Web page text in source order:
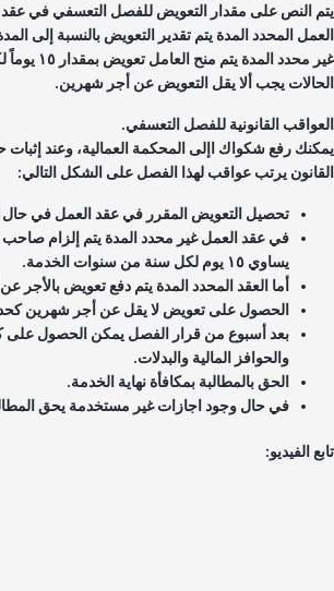
النص على مقدار التعويض للفصل التعسفي في عقد
المحدد المدة يتم تقدير التعويض بالنسبة إلى المدة
غير محدد المدة يتم
يجب ألا يقل التعويض عن أجر شهرين.
القانونية للفصل التعسفي.
رفع شكواك اإلى المحكمة العمالية، وعند إثبات
يرتب عواقب لهذا الفصل على الشكل التالي:
تحصيل التعويض المقرر في عقد العمل في حال
في عقد العمل غير محدد المدة يتم إلزام صاحب
يساوي ١٥ يوم لكل سنة من سنوات الخدمة.
أما العقد المحدد المدة يتم دفع تعويض بالأجر عن
الحصول على تعويض لا يقل عن أجر شهرين كحد
بعد أسبوع من قرار الفصل يمكن الحصول على
والحوافز المالية والبدلات.
الحق بالمطالبة بمكافأة نهاية الخدمة.
في حال وجود اجازات غير مستخدمة يحق
الفيديو: